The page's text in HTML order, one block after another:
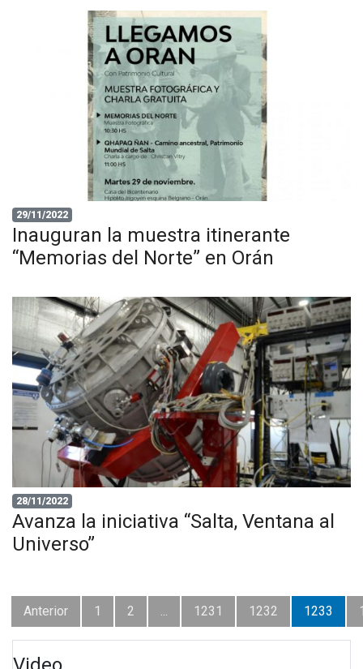
29/11/2022
Inauguran la muestra itinerante
“Memorias del Norte” en Orán
28/11/2022
Avanza la iniciativa “Salta, Ventana al
Universo”
Anterior 1 2 ... 1231 1232 1233